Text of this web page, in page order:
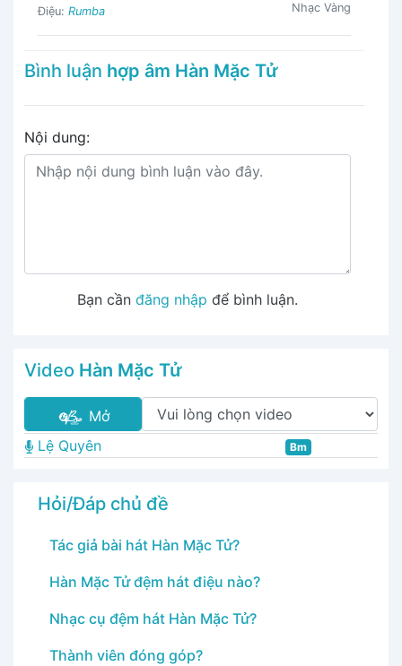
Điệu: Rumba Nhạc Vàng
Bình luận hợp âm Hàn Mặc Tử
Nội dung:
Bạn cần đăng nhập để bình luận.
Video Hàn Mặc Tử
Mở
Lệ Quyên
Bm
Hỏi/Đáp chủ đề
Tác giả bài hát Hàn Mặc Tử?
Hàn Mặc Tử đệm hát điệu nào?
Nhạc cụ đệm hát Hàn Mặc Tử?
Thành viên đóng góp?